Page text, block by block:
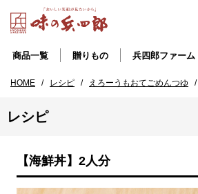
商品一覧 贈りもの 兵四郎ファーム
HOME / レシピ / えろーうもおてごめんつゆ /
レシピ
【海鮮丼】2人分